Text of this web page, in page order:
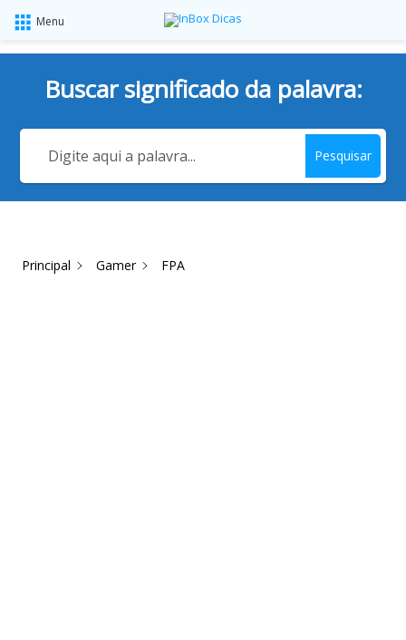
Menu
Buscar significado da palavra:
Pesquisar
Principal Gamer FPA